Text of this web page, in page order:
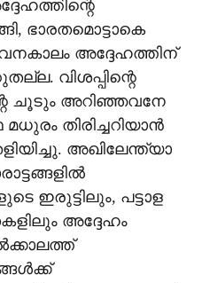
ഭാരതമൊട്ടാകെ
അദ്ദേഹത്തിന്
വിശപ്പിന്റെ
ചൂടും അറിഞ്ഞവനേ
തിരിച്ചറിയാൻ
അഖിലേന്ത്യാ
ഇരുട്ടിലും, പട്ടാള
അദ്ദേഹം